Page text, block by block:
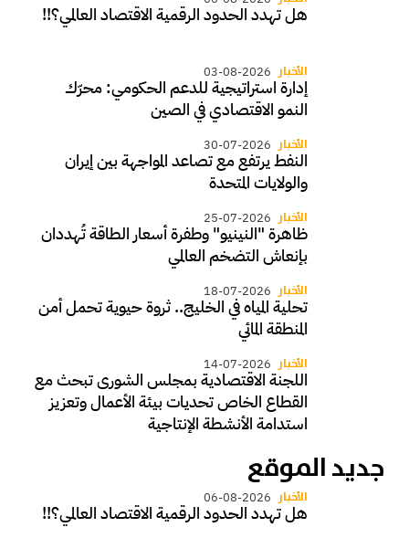
هل تهدد الحدود الرقمية الاقتصاد العالمي؟!!
الأخبار 03-08-2026
إدارة استراتيجية للدعم الحكومي: محرّك
النمو الاقتصادي في الصين
الأخبار 30-07-2026
النفط يرتفع مع تصاعد المواجهة بين إيران
والولايات المتحدة
الأخبار 25-07-2026
ظاهرة "النينيو" وطفرة أسعار الطاقة تُهددان
بإنعاش التضخم العالمي
الأخبار 18-07-2026
تحلية المياه في الخليج.. ثروة حيوية تحمل أمن
المنطقة المائي
الأخبار 14-07-2026
اللجنة الاقتصادية بمجلس الشورى تبحث مع
القطاع الخاص تحديات بيئة الأعمال وتعزيز
استدامة الأنشطة الإنتاجية
جديد الموقع
الأخبار 06-08-2026
هل تهدد الحدود الرقمية الاقتصاد العالمي؟!!